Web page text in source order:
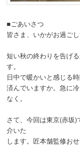
■ごあいさつ
皆さま、いかがお過ご
短い秋の終わりを告げ
す。
日中で暖かいと感じる
済んでいますか。急に
なく。
さて、今回は東京(赤坂
介いた
します。匠本舗監修お